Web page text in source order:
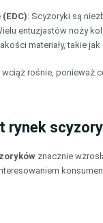
: Scyzoryki są
entuzjastów noży
materiały, takie jak
wciąż rośnie, ponieważ
rynek
znacznie